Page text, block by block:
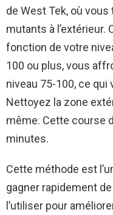
de West Tek, où
mutants à l’extérieur.
fonction de votre
100 ou plus, vous
niveau 75-100, ce qui
Nettoyez la zone
même. Cette course
minutes.
Cette méthode est
gagner rapidement
l’utiliser pour